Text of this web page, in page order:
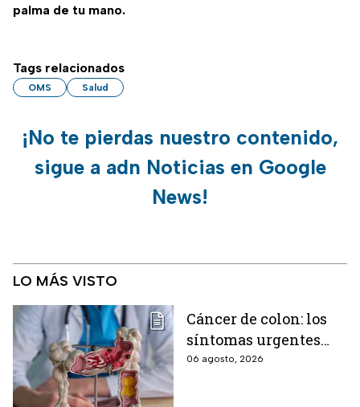
palma de tu mano.
Tags relacionados
OMS Salud
¡No te pierdas nuestro contenido,
sigue a adn Noticias en Google
News!
LO MÁS VISTO
Cáncer de colon: los
síntomas urgentes
que te advierten que
06 agosto, 2026